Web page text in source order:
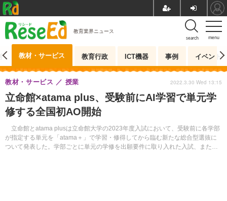
menu
search
教育業界ニュース
教材・サービス 教育行政 ICT機器 事例 イベント
立命館×atama plus、受験前にAI学習で単元学
修する全国初AO開始
立命館とatama plusは立命館大学の2023年度入試において、受験前に各学部
が指定する単元を「atama＋」で学習・修得してから臨む新たな総合型選抜に
ついて発表した。学部ごとに単元の学修を出願要件に取り入れた入試、また
教材・サービス 授業 2022.3.30 Wed 13:15